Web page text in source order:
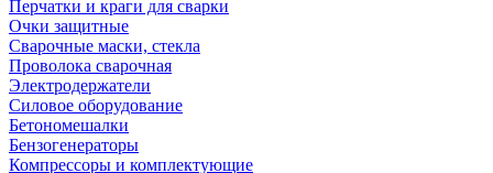
Перчатки и краги для сварки
Очки защитные
Сварочные маски, стекла
Проволока сварочная
Электродержатели
Силовое оборудование
Бетономешалки
Бензогенераторы
Компрессоры и комплектующие